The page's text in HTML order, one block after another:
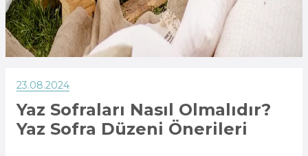
23.08.2024
Yaz Sofraları Nasıl Olmalıdır?
Yaz Sofra Düzeni Önerileri